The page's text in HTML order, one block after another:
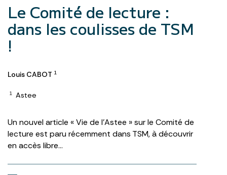
Le Comité de lecture :
dans les coulisses de TSM
!
Louis CABOT 1
1 Astee
Un nouvel article « Vie de l’Astee » sur le Comité de
lecture est paru récemment dans TSM, à découvrir
en accès libre…